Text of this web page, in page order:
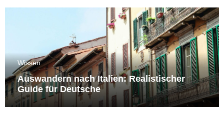
Wissen
Auswandern nach Italien: Realistischer
Guide für Deutsche